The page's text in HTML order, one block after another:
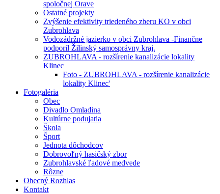
spoločnej Orave
Ostatné projekty
Zvýšenie efektivity triedeného zberu KO v obci
Zubrohlava
Vodozádržné jazierko v obci Zubrohlava -Finančne
podporil Žilinský samosprávny kraj.
ZUBROHLAVA - rozšírenie kanalizácie lokality
Klinec
Foto - ZUBROHLAVA - rozšírenie kanalizácie
lokality Klinec'
Fotogaléria
Obec
Divadlo Omladina
Kultúrne podujatia
Škola
Šport
Jednota dôchodcov
Dobrovoľný hasičský zbor
Zubrohlavské ľadové medvede
Rôzne
Obecný Rozhlas
Kontakt